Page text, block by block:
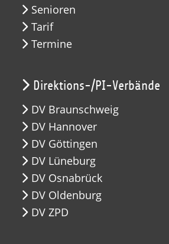
Senioren
Tarif
Termine
Direktions-/PI-Verbände
DV Braunschweig
DV Hannover
DV Göttingen
DV Lüneburg
DV Osnabrück
DV Oldenburg
DV ZPD